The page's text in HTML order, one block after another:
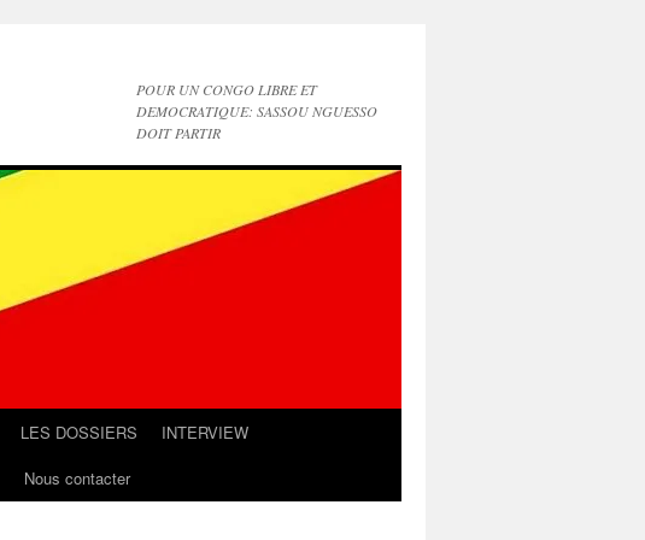
POUR UN CONGO LIBRE ET
DEMOCRATIQUE: SASSOU NGUESSO
DOIT PARTIR
LES DOSSIERS
INTERVIEW
Nous contacter